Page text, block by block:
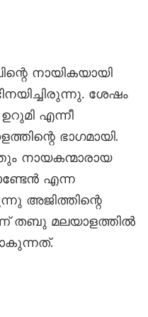
നായികയായി
ശേഷം
ഉറുമി എന്നീ
ഭാഗമായി.
നായകന്മാരായ
എന്ന
അജിത്തിന്റെ
തബു മലയാളത്തിൽ